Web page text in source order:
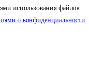
использования файлов
о конфиденциальности